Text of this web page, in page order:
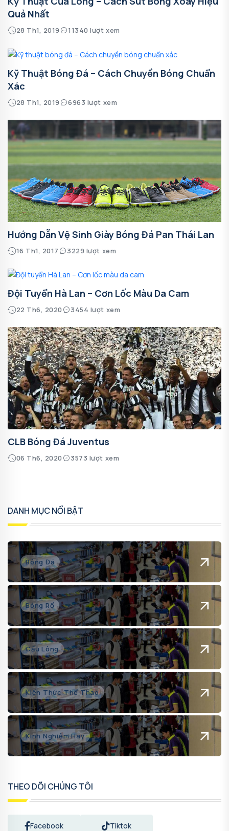
Quả Nhất
28 Th1, 2019 11340 lượt xem
Kỹ Thuật Bóng Đá – Cách Chuyền Bóng Chuẩn
Xác
28 Th1, 2019 6963 lượt xem
Hướng Dẫn Vệ Sinh Giày Bóng Đá Pan Thái Lan
16 Th1, 2017 3229 lượt xem
Đội Tuyển Hà Lan – Cơn Lốc Màu Da Cam
22 Th6, 2020 3454 lượt xem
CLB Bóng Đá Juventus
06 Th6, 2020 3573 lượt xem
DANH MỤC NỔI BẬT
Bóng Đá
Bóng Rổ
Cầu Lông
Kiến Thức Thể Thao
Kinh Nghiệm Hay
THEO DÕI CHÚNG TÔI
Facebook Tiktok